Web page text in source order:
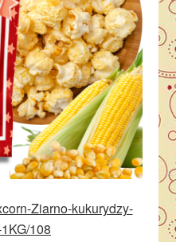
Ziarno-kukurydzy-
108